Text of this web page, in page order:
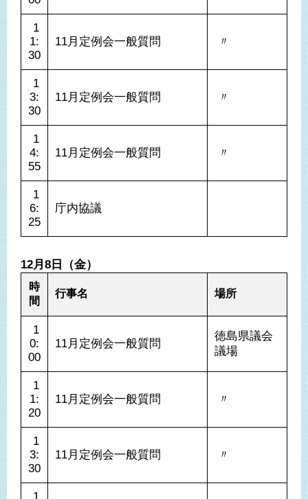
1:
30
11月定例会一般質問 〃
3:
30
11月定例会一般質問 〃
4:
55
11月定例会一般質問 〃
6:
25
庁内協議
12月8日（金）
時
間
行事名 場所
0:
00
11月定例会一般質問
徳島県議会
議場
1:
20
11月定例会一般質問 〃
3:
30
11月定例会一般質問 〃